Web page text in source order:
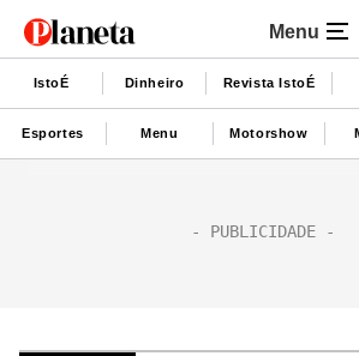
Menu
IstoÉ Dinheiro Revista IstoÉ
Esportes Menu Motorshow